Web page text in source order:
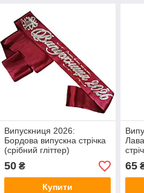
Випускниця 2026:
Бордова випускна стрічка
(срiбний гліттер)
50₴
Купити
65